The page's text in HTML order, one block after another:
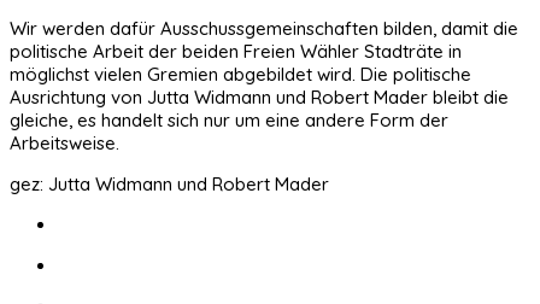
Wir werden dafür Ausschussgemeinschaften bilden, damit die
politische Arbeit der beiden Freien Wähler Stadträte in
möglichst vielen Gremien abgebildet wird. Die politische
Ausrichtung von Jutta Widmann und Robert Mader bleibt die
gleiche, es handelt sich nur um eine andere Form der
Arbeitsweise.
gez: Jutta Widmann und Robert Mader